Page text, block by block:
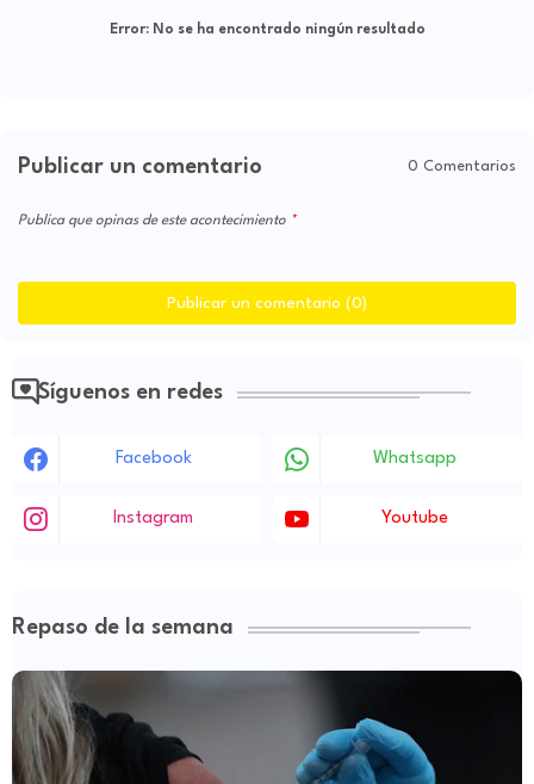
Error:No se ha encontrado ningún resultado
Publicar un comentario 0 Comentarios
Publica que opinas de este acontecimiento
Publicar un comentario (0)
Síguenos en redes
Facebook Whatsapp
Instagram Youtube
Repaso de la semana